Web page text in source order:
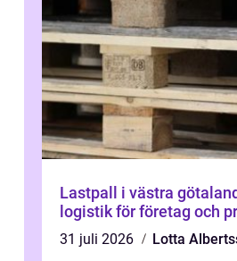
Lastpall i västra götaland smart
logistik för företag och
31 juli 2026
Lotta